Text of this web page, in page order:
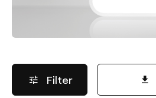
Filter